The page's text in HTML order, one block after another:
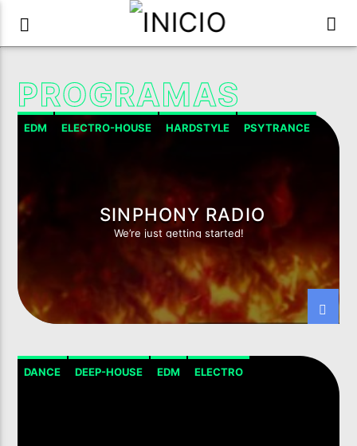
PROGRAMAS
EDM ELECTRO-HOUSE HARDSTYLE PSYTRANCE
SINPHONY RADIO
We’re just getting started!
DANCE DEEP-HOUSE EDM ELECTRO